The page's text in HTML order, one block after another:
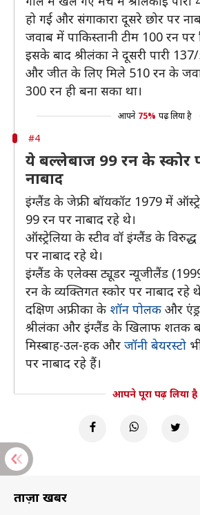
हो गई और संगाकारा दूसरे छोर पर
जवाब में पाकिस्तानी टीम 100 रन पर
इसके बाद श्रीलंका ने दूसरी पारी
और जीत के लिए मिले 510 रन के
300 रन ही बना सका था।
आपने 75% पढ़ लिया है
#4
ये बल्लेबाज 99 रन के स्कोर
नाबाद
इंग्लैंड के जेफ्री बॉयकॉट 1979 में
99 रन पर नाबाद रहे थे।
ऑस्ट्रेलिया के स्टीव वॉ इंग्लैंड के
पर नाबाद रहे थे।
इंग्लैंड के एलेक्स ट्यूडर न्यूजीलैंड
रन के व्यक्तिगत स्कोर पर नाबाद रहे
दक्षिण अफ्रीका के शॉन पोलक और
श्रीलंका और इंग्लैंड के खिलाफ शतक
मिस्बाह-उल-हक और जॉनी बेयरस्टो
पर नाबाद रहे हैं।
आपने पूरा पढ़ लिया है
ताज़ा खबरें